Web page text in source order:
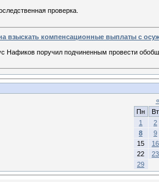
проверка.
взыскать компенсационные выплаты с
Нафиков поручил подчиненным провести
«
Пн
Вт
1
2
8
9
15
16
22
23
29